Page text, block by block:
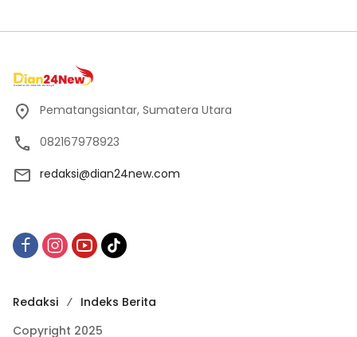
Pematangsiantar, Sumatera Utara
082167978923
redaksi@dian24new.com
Redaksi
Indeks Berita
Copyright 2025